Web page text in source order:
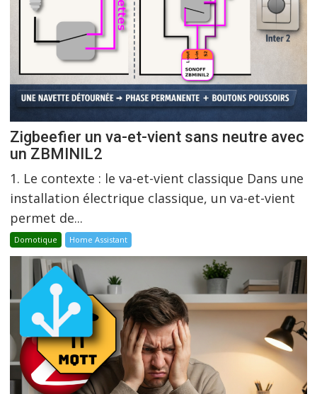
Zigbeefier un va-et-vient sans neutre avec
un ZBMINIL2
1. Le contexte : le va-et-vient classique Dans une
installation électrique classique, un va-et-vient
permet de...
Domotique Home Assistant